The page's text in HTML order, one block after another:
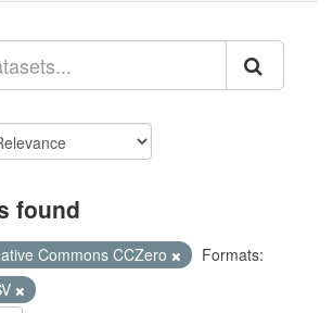
found
Commons CCZero
Formats: